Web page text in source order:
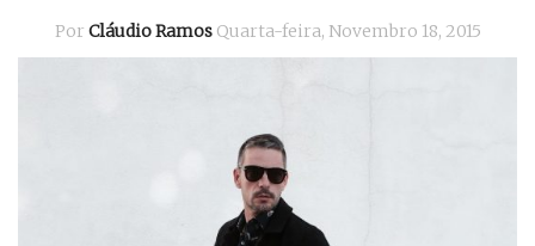
Por Cláudio Ramos Quarta-feira, Novembro 18, 2015